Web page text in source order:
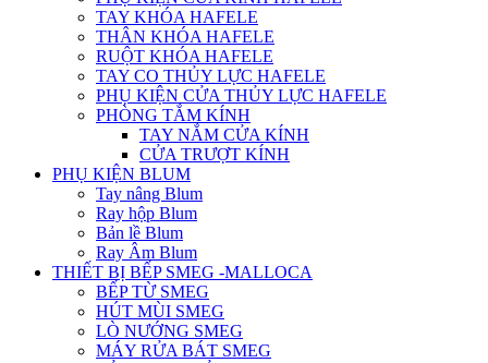
TAY KHÓA HAFELE
THÂN KHÓA HAFELE
RUỘT KHÓA HAFELE
TAY CO THỦY LỰC HAFELE
PHỤ KIỆN CỬA THỦY LỰC HAFELE
PHÒNG TẮM KÍNH
TAY NẮM CỬA KÍNH
CỬA TRƯỢT KÍNH
PHỤ KIỆN BLUM
Tay nâng Blum
Ray hộp Blum
Bản lề Blum
Ray Âm Blum
THIẾT BỊ BẾP SMEG -MALLOCA
BẾP TỪ SMEG
HÚT MÙI SMEG
LÒ NƯỚNG SMEG
MÁY RỬA BÁT SMEG